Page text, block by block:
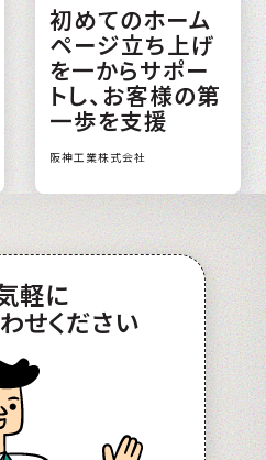
初めてのホーム
ページ立ち上げ
を一からサポー
トし、お客様の第
一歩を支援
阪神工業株式会社
軽に
せください